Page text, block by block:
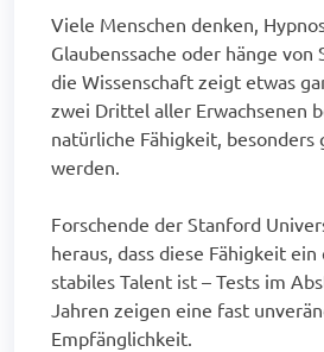
Viele Menschen denken,
Glaubenssache oder hänge von
die Wissenschaft zeigt etwas
zwei Drittel aller Erwachsenen
natürliche Fähigkeit,
werden.
Forschende der Stanford
heraus, dass diese Fähigkeit
stabiles Talent ist – Tests im
Jahren zeigen eine fast
Empfänglichkeit.